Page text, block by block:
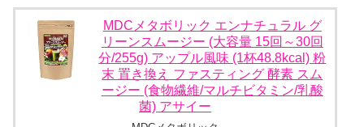
MDCメタボリック エンナチュラル グ
リーンスムージー (大容量 15回～30回
分/255g) アップル風味 (1杯48.8kcal) 粉
末 置き換え ファスティング 酵素 スム
ージー (食物繊維/マルチビタミン/乳酸
菌) アサイー